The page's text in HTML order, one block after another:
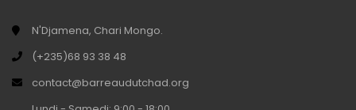
N'Djamena, Chari Mongo.
(+235)68 93 38 48
contact@barreaudutchad.org